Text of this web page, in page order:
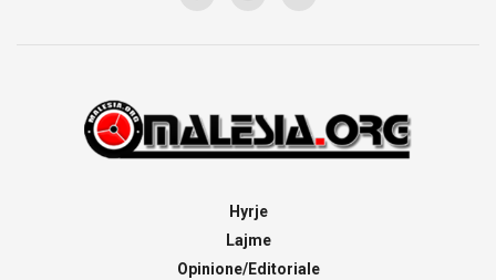
Hyrje
Lajme
Opinione/Editoriale